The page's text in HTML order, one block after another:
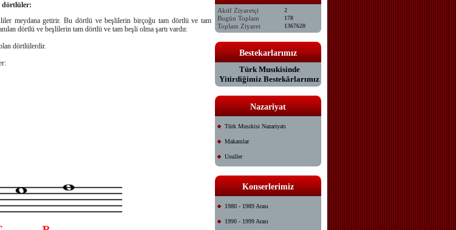
dörtlüler:
meydana getirir. Bu dörtlü ve beşlilerin birçoğu tam dörtlü ve tam
dörtlü ve beşlilerin tam dörtlü ve tam beşli olma şartı vardır.
dörtlülerdir.
Aktif Ziyaretçi 2
Bugün Toplam 178
Toplam Ziyaret 1367620
Bestekarlarımız
Türk Musıkisinde
Yitirdiğimiz Bestekârlarımız
Nazariyat
Türk Musıkisi Nazariyatı
Makamlar
Usuller
Konserlerimiz
1980 - 1989 Arası
1990 - 1999 Arası